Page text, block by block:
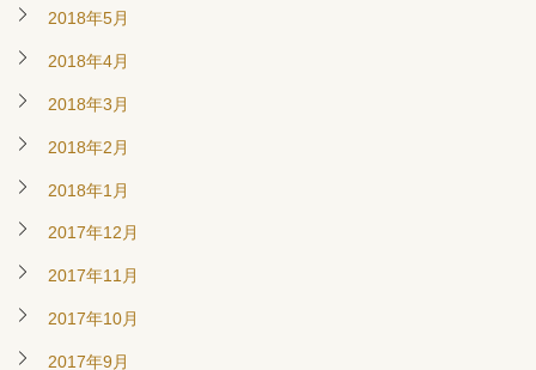
2018年5月
2018年4月
2018年3月
2018年2月
2018年1月
2017年12月
2017年11月
2017年10月
2017年9月